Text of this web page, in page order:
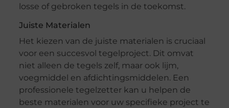
losse of gebroken tegels in de toekomst.
Juiste Materialen
Het kiezen van de juiste materialen is cruciaal
voor een succesvol tegelproject. Dit omvat
niet alleen de tegels zelf, maar ook lijm,
voegmiddel en afdichtingsmiddelen. Een
professionele tegelzetter kan u helpen de
beste materialen voor uw specifieke project te